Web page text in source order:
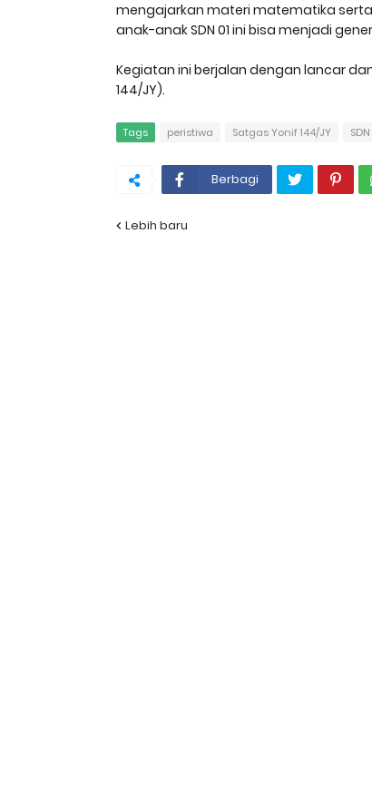
mengajarkan materi matematika
anak-anak SDN 01 ini bisa menjadi
Kegiatan ini berjalan dengan lancar
144/JY).
Tags peristiwa Satgas Yonif 144/JY
Berbagi
Lebih baru